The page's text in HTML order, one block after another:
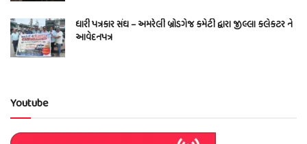
ધારી પત્રકાર સંઘ – અમરેલી બ્રોડગેજ કમેટી દ્વારા જીલ્લા કલેકટર ને
આવેદનપત્ર
Youtube